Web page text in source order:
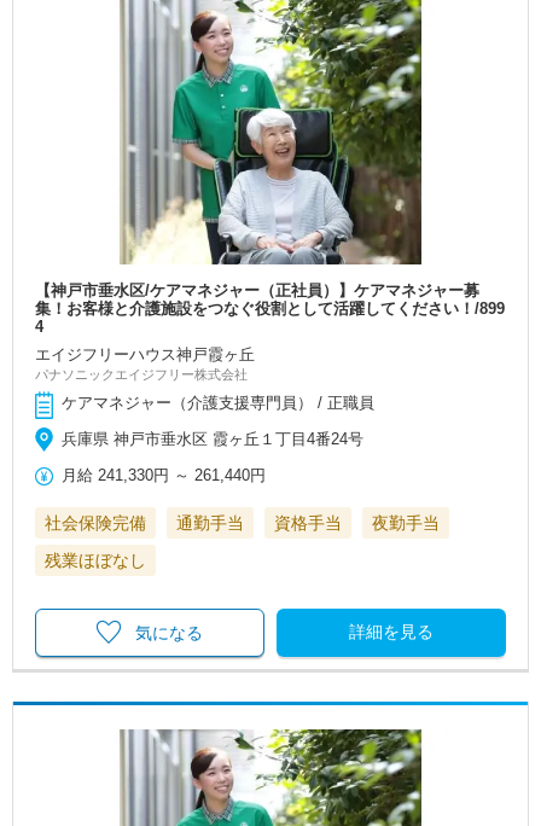
【神戸市垂水区/ケアマネジャー（正社員）】ケアマネジャー募
集！お客様と介護施設をつなぐ役割として活躍してください！/899
4
エイジフリーハウス神戸霞ヶ丘
パナソニックエイジフリー株式会社
ケアマネジャー（介護支援専門員） / 正職員
兵庫県 神戸市垂水区 霞ヶ丘１丁目4番24号
月給 241,330円 ～261,440円
社会保険完備 通勤手当 資格手当
夜勤手当
残業ほぼなし
詳細を見る
気になる